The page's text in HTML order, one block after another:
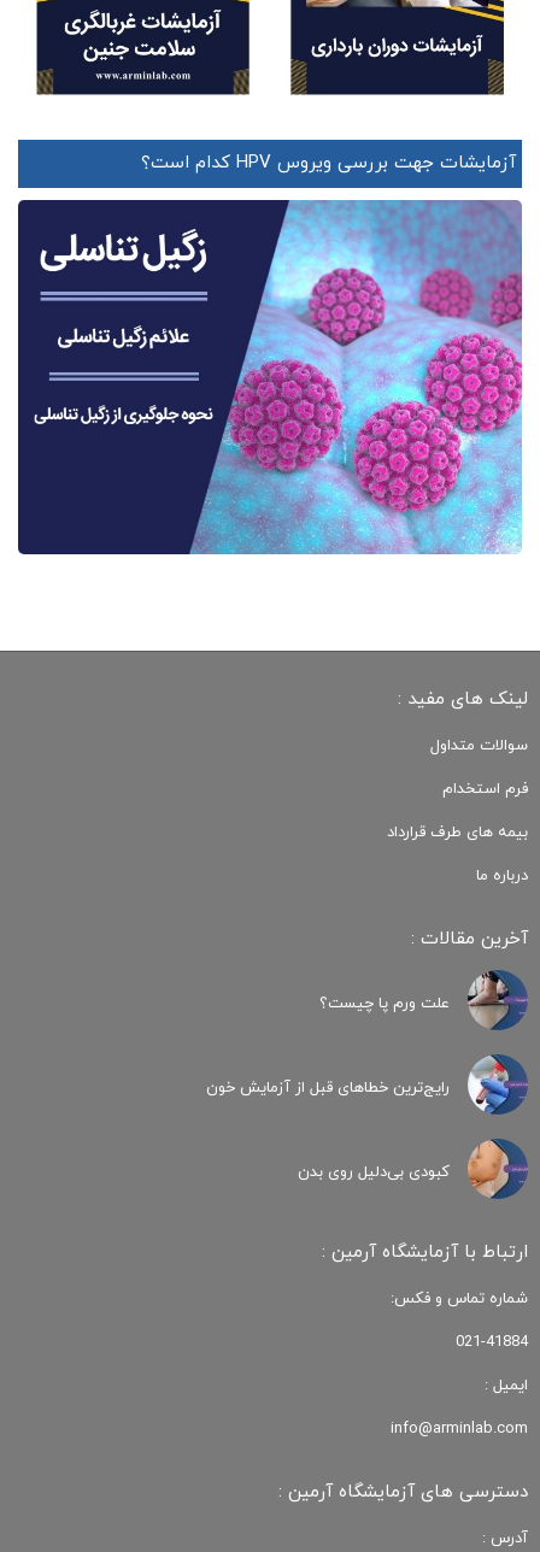
آزمایشات جهت بررسی ویروس HPV کدام است؟
لینک های مفید :
سوالات متداول
فرم استخدام
بیمه های طرف قرارداد
درباره ما
آخرین مقالات :
علت ورم پا چیست؟
رایج‌ترین خطاهای قبل از آزمایش خون
کبودی‌ بی‌دلیل روی بدن
ارتباط با آزمایشگاه آرمین :
شماره تماس و فکس:
021-41884
ایمیل :
info@arminlab.com
دسترسی های آزمایشگاه آرمین :
آدرس :